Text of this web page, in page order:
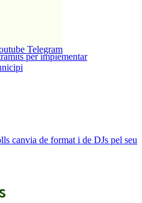
Telegram
per implementar
canvia de format i de DJs pel seu